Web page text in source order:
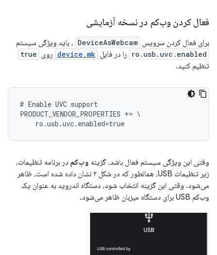
فعال کردن وب‌کم در نسخه آزمایشی
برای فعال کردن سرویس DeviceAsWebcam ، باید ویژگی سیستم
ro.usb.uvc.enabled را در فایل device.mk روی true
تنظیم کنید.
# Enable UVC support
PRODUCT_VENDOR_PROPERTIES += \
ro .usb .uvc. enabled=true
وقتی این ویژگی سیستم فعال باشد، گزینه وب‌کم در برنامه تنظیمات،
زیر تنظیمات USB، همانطور که در شکل ۳ نشان داده شده است، ظاهر
می‌شود. وقتی این گزینه انتخاب شود، دستگاه اندروید به عنوان یک
وب‌کم USB برای دستگاه میزبان ظاهر می‌شود.